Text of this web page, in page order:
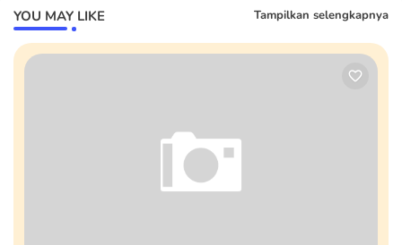
YOU MAY LIKE Tampilkan selengkapnya